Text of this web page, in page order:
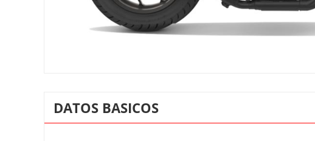
DATOS BASICOS